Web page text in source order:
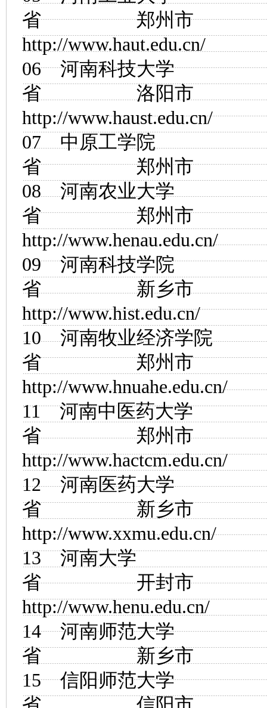
省 郑州市
http://www.haut.edu.cn/
06河南科技大学
省 洛阳市
http://www.haust.edu.cn/
07中原工学院
省 郑州市
08河南农业大学
省 郑州市
http://www.henau.edu.cn/
09河南科技学院
省 新乡市
http://www.hist.edu.cn/
10河南牧业经济学院
省 郑州市
http://www.hnuahe.edu.cn/
11河南中医药大学
省 郑州市
http://www.hactcm.edu.cn/
12河南医药大学
省 新乡市
http://www.xxmu.edu.cn/
13河南大学
省 开封市
http://www.henu.edu.cn/
14河南师范大学
省 新乡市
15信阳师范大学